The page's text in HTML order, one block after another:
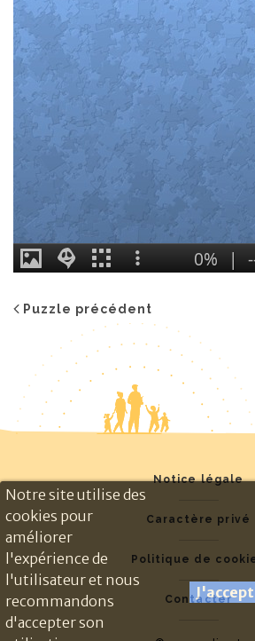
Puzzle précédent
Notice légale
Caractère privé
Politique de
Contacter
Notre site utilise des
cookies pour
améliorer
l'expérience de
l'utilisateur et nous
recommandons
d'accepter son